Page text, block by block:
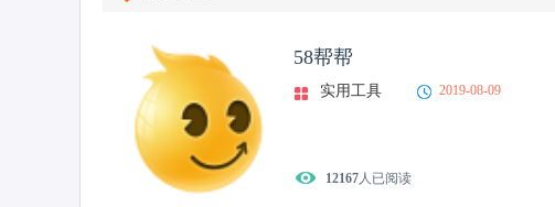
58帮帮
实用工具 2019-08-09
12167人已阅读